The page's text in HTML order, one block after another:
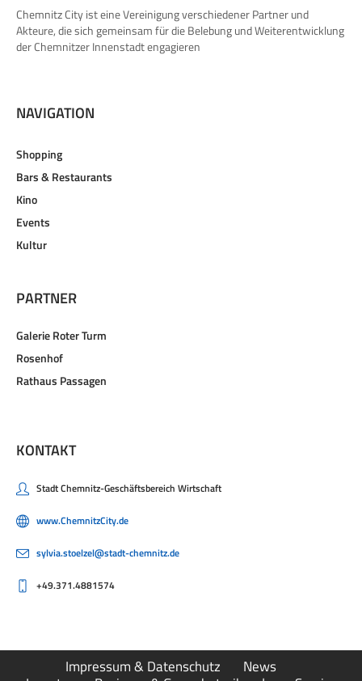
Chemnitz City ist eine Vereinigung verschiedener Partner und
Akteure, die sich gemeinsam für die Belebung und Weiterentwicklung
der Chemnitzer Innenstadt engagieren
NAVIGATION
Shopping
Bars & Restaurants
Kino
Events
Kultur
PARTNER
Galerie Roter Turm
Rosenhof
Rathaus Passagen
KONTAKT
Stadt Chemnitz-Geschäftsbereich Wirtschaft
www.ChemnitzCity.de
sylvia.stoelzel@stadt-chemnitz.de
+49.371.4881574
Impressum & Datenschutz
News